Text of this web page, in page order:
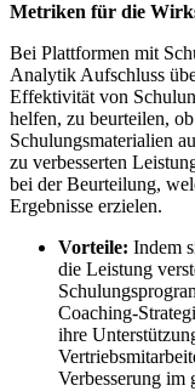
Metriken für die
Bei Plattformen mit
Analytik Aufschluss
Effektivität von
helfen, zu beurteilen,
Schulungsmaterialien
zu verbesserten
bei der Beurteilung,
Ergebnisse erzielen.
Vorteile: Indem
die Leistung
Coaching-
ihre
Verbesserung im